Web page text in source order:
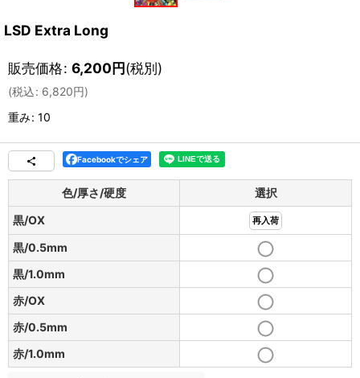
LSD Extra Long
販売価格: 6,200円(税別)
(税込: 6,820円)
重み: 10
Facebookでシェア
色/厚さ/硬度
選択
黒/OX
再入荷
黒/0.5mm
黒/1.0mm
赤/OX
赤/0.5mm
赤/1.0mm